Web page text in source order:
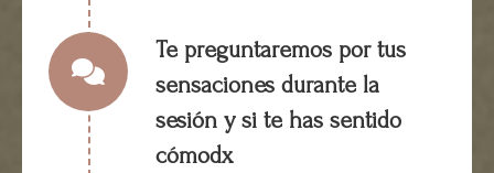
Te preguntaremos por tus
sensaciones durante la
sesión y si te has sentido
cómodx